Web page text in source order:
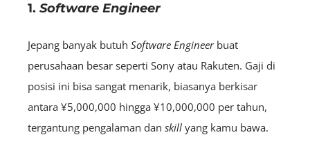
1. Software Engineer
Jepang banyak butuh Software Engineerbuat
perusahaan besar seperti Sony atau Rakuten. Gaji di
posisi ini bisa sangat menarik, biasanya berkisar
antara ¥5,000,000 hingga ¥10,000,000 per tahun,
tergantung pengalaman dan skill yang kamu bawa.